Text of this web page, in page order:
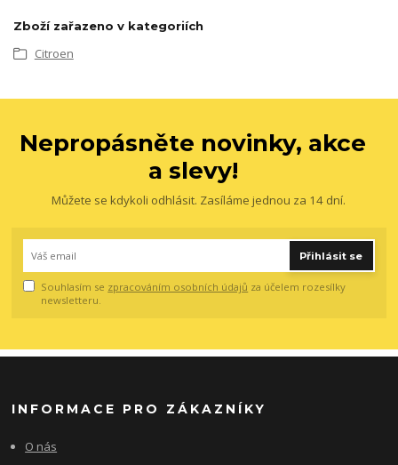
Zboží zařazeno v kategoriích
Citroen
Nepropásněte novinky, akce
a slevy!
Můžete se kdykoli odhlásit. Zasíláme jednou za 14 dní.
Přihlásit se
Souhlasím se zpracováním osobních údajů za účelem rozesílky
newsletteru.
INFORMACE PRO ZÁKAZNÍKY
O nás